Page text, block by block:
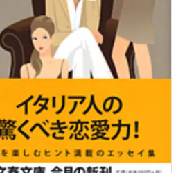
Amazon 楽天ブックス
紀伊國屋書店ウェブストア
e-hon
大垣書店